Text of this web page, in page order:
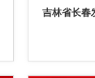
吉林省长春